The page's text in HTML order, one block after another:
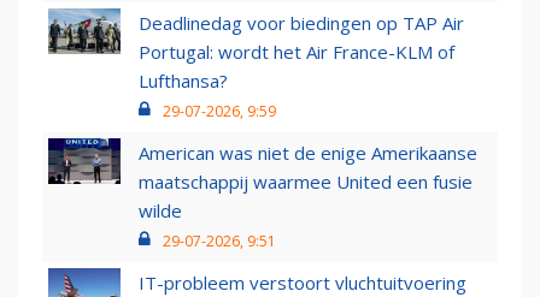
Deadlinedag voor biedingen op TAP Air
Portugal: wordt het Air France-KLM of
Lufthansa?
29-07-2026, 9:59
American was niet de enige Amerikaanse
maatschappij waarmee United een fusie
wilde
29-07-2026, 9:51
IT-probleem verstoort vluchtuitvoering